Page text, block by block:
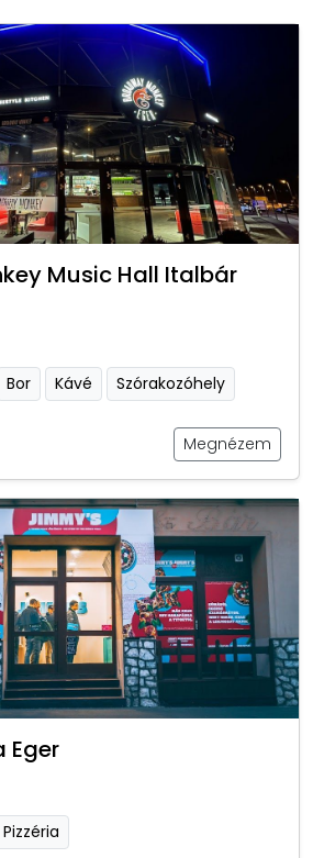
Music Hall Italbár
Bor Kávé Szórakozóhely
Megnézem
Eger